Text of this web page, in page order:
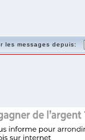
les messages depuis: